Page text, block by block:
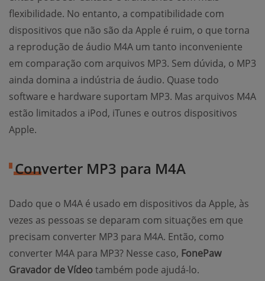
flexibilidade. No entanto, a compatibilidade com
dispositivos que não são da Apple é ruim, o que torna
a reprodução de áudio M4A um tanto inconveniente
em comparação com arquivos MP3. Sem dúvida, o MP3
ainda domina a indústria de áudio. Quase todo
software e hardware suportam MP3. Mas arquivos M4A
estão limitados a iPod, iTunes e outros dispositivos
Apple.
Converter MP3 para M4A
Dado que o M4A é usado em dispositivos da Apple, às
vezes as pessoas se deparam com situações em que
precisam converter MP3 para M4A. Então, como
converter M4A para MP3? Nesse caso, FonePaw
Gravador de Vídeotambém pode ajudá-lo.